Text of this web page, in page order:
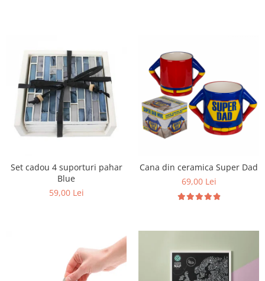
Set cadou 4 suporturi pahar
Blue
59,00 Lei
Cana din ceramica Super Dad
69,00 Lei